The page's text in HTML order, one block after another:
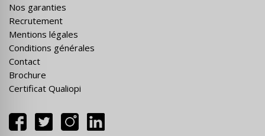
Nos garanties
Recrutement
Mentions légales
Conditions générales
Contact
Brochure
Certificat Qualiopi